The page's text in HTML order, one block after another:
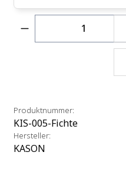
Produkt
Produktnummer:
KIS-005-Fichte
Hersteller:
KASON